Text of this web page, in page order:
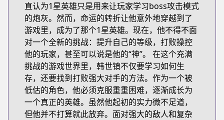
直认为1星英雄只是用来让玩家学习boss攻击模式
的炮灰。然而，命运的转折让他意外地穿越到了
游戏里，成为了那个1星英雄。现在，他不得不面
对一个全新的挑战：提升自己的等级，打败操控
他的玩家，甚至可以说是他的“神”。 在这个充满
挑战的游戏世界里，韩世镇不仅要学习如何生
存，还要找到打败强大对手的方法。作为一个被
低估的角色，他必须克服重重困难，逐渐成长为
一个真正的英雄。虽然他起初的实力微不足道，
但他并不打算就此放弃。面对强大的敌人和复杂